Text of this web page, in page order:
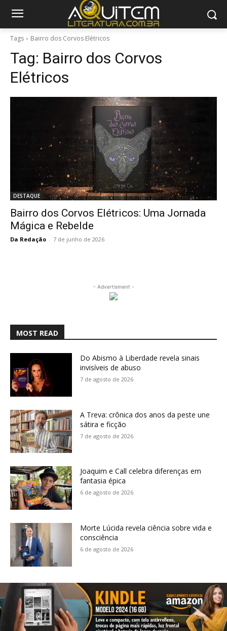
Tags Bairro dos Corvos Elétricos
Tag: Bairro dos Corvos
Elétricos
DESTAQUE
Bairro dos Corvos Elétricos: Uma Jornada
Mágica e Rebelde
Da Redação - 7 de junho de 2026
- Advertisment -
MOST READ
Do Abismo à Liberdade revela sinais
invisíveis de abuso
7 de agosto de 2026
A Treva: crônica dos anos da peste une
sátira e ficção
7 de agosto de 2026
Joaquim e Call celebra diferenças em
fantasia épica
6 de agosto de 2026
Morte Lúcida revela ciência sobre vida e
consciência
6 de agosto de 2026